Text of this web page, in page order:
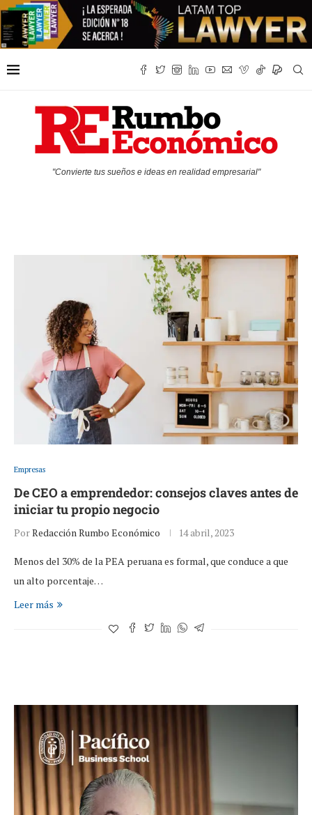
"Convierte tus sueños e ideas en realidad empresarial"
Empresas
De CEO a emprendedor: consejos claves antes de
iniciar tu propio negocio
PorRedacción Rumbo Económico 14 abril, 2023
Menos del 30% de la PEA peruana es formal, que conduce a que
un alto porcentaje…
Leer más